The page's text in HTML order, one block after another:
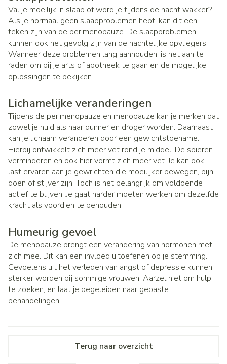
Val je moeilijk in slaap of word je tijdens de nacht wakker?
Als je normaal geen slaapproblemen hebt, kan dit een
teken zijn van de perimenopauze. De slaapproblemen
kunnen ook het gevolg zijn van de nachtelijke opvliegers.
Wanneer deze problemen lang aanhouden, is het aan te
raden om bij je arts of apotheek te gaan en de mogelijke
oplossingen te bekijken.
Lichamelijke veranderingen
Tijdens de perimenopauze en menopauze kan je merken dat
zowel je huid als haar dunner en droger worden. Daarnaast
kan je lichaam veranderen door een gewichtstoename.
Hierbij ontwikkelt zich meer vet rond je middel. De spieren
verminderen en ook hier vormt zich meer vet. Je kan ook
last ervaren aan je gewrichten die moeilijker bewegen, pijn
doen of stijver zijn. Toch is het belangrijk om voldoende
actief te blijven. Je gaat harder moeten werken om dezelfde
kracht als voordien te behouden.
Humeurig gevoel
De menopauze brengt een verandering van hormonen met
zich mee. Dit kan een invloed uitoefenen op je stemming.
Gevoelens uit het verleden van angst of depressie kunnen
sterker worden bij sommige vrouwen. Aarzel niet om hulp
te zoeken, en laat je begeleiden naar gepaste
behandelingen.
Terug naar overzicht